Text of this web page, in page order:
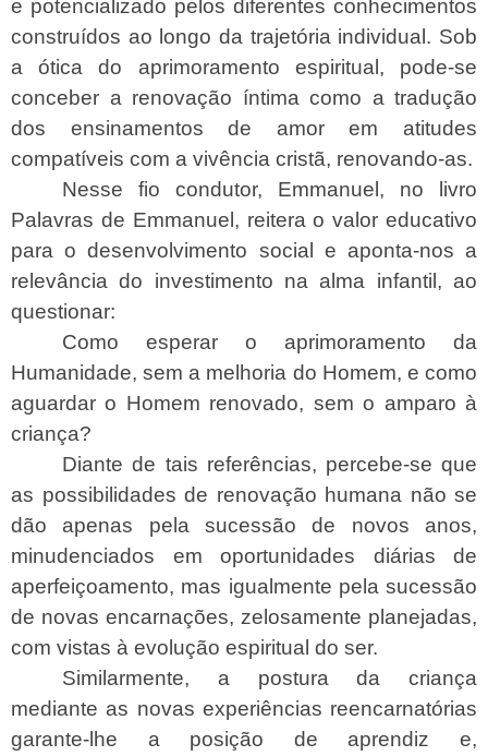
e potencializado pelos diferentes conhecimentos
construídos ao longo da trajetória individual. Sob
a ótica do aprimoramento espiritual, pode-se
conceber a renovação íntima como a tradução
dos ensinamentos de amor em atitudes
compatíveis com a vivência cristã, renovando-as.
Nesse fio condutor, Emmanuel, no livro
Palavras de Emmanuel, reitera o valor educativo
para o desenvolvimento social e aponta-nos a
relevância do investimento na alma infantil, ao
questionar:
Como esperar o aprimoramento da
Humanidade, sem a melhoria do Homem, e como
aguardar o Homem renovado, sem o amparo à
criança?
Diante de tais referências, percebe-se que
as possibilidades de renovação humana não se
dão apenas pela sucessão de novos anos,
minudenciados em oportunidades diárias de
aperfeiçoamento, mas igualmente pela sucessão
de novas encarnações, zelosamente planejadas,
com vistas à evolução espiritual do ser.
Similarmente, a postura da criança
mediante as novas experiências reencarnatórias
garante-lhe a posição de aprendiz e,